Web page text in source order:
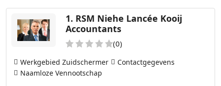
1. RSM Niehe Lancée Kooij
Accountants
(0)
Werkgebied Zuidschermer
Contactgegevens
Naamloze Vennootschap